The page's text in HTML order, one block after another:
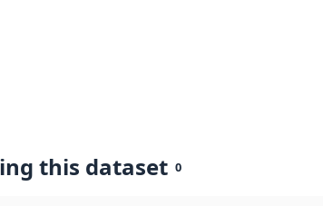
this dataset 0